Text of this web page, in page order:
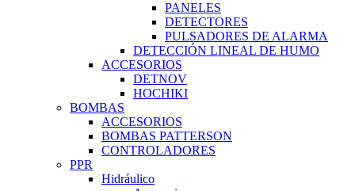
PANELES
DETECTORES
PULSADORES DE ALARMA
DETECCIÓN LINEAL DE HUMO
ACCESORIOS
DETNOV
HOCHIKI
BOMBAS
ACCESORIOS
BOMBAS PATTERSON
CONTROLADORES
PPR
Hidráulico